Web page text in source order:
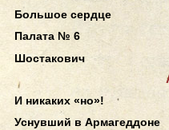
Большое сердце
Палата № 6
Шостакович
И никаких «но»!
Уснувший в Армагеддоне